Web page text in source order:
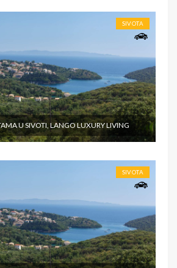
SIVOTA
U SIVOTI, LANGO LUXURY LIVING
SIVOTA